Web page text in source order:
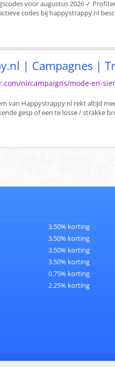
voor augustus 2026 ✓
codes bij happystrappy.nl
| Campagnes |
nl/campaigns/mode-en-
van Happystrappy.nl rekt altijd
gesp of een te losse / strakke
3.50% korting
3.50% korting
3.50% korting
3.50% korting
0.75% korting
2.25% korting